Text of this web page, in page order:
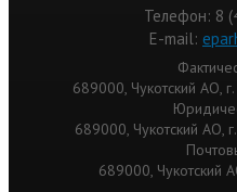
Телефон: 8
Е-mail:
689000, Чукотский АО,
689000, Чукотский АО,
689000, Чукотский